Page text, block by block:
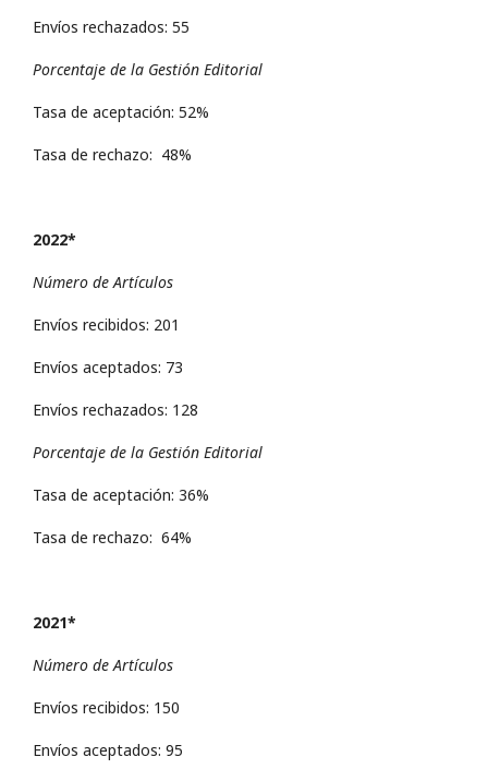
Envíos rechazados: 55
Porcentaje de la Gestión Editorial
Tasa de aceptación: 52%
Tasa de rechazo: 48%
2022*
Número de Artículos
Envíos recibidos: 201
Envíos aceptados: 73
Envíos rechazados: 128
Porcentaje de la Gestión Editorial
Tasa de aceptación: 36%
Tasa de rechazo: 64%
2021*
Número de Artículos
Envíos recibidos: 150
Envíos aceptados: 95